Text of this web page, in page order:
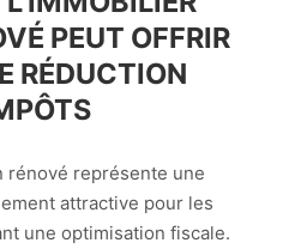
PEUT OFFRIR
RÉDUCTION
rénové représente une
attractive pour les
une optimisation fiscale.